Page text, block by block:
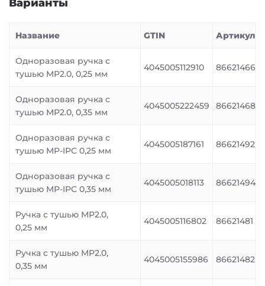
Варианты
Название GTIN Артикул
Одноразовая ручка с
тушью MP2.0, 0,25 мм
4045005112910 86621466
Одноразовая ручка с
тушью MP2.0, 0,35 мм
4045005222459 86621468
Одноразовая ручка с
тушью MP-IPC 0,25 мм
4045005187161 86621492
Одноразовая ручка с
тушью MP-IPC 0,35 мм
4045005018113 86621494
Ручка с тушью MP2.0,
0,25 мм
4045005116802 86621481
Ручка с тушью MP2.0,
0,35 мм
4045005155986 86621482